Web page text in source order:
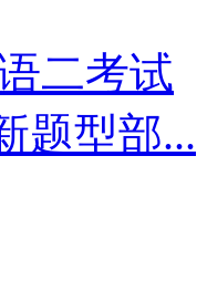
二考试
题型部...